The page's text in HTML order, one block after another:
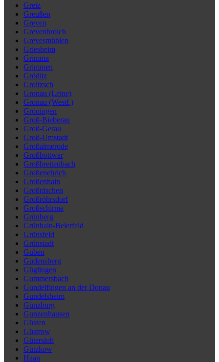
Greiz
Greußen
Greven
Grevenbroich
Grevesmühlen
Griesheim
Grimma
Grimmen
Gröditz
Groitzsch
Gronau (Leine)
Gronau (Westf.)
Gröningen
Groß-Bieberau
Groß-Gerau
Groß-Umstadt
Großalmerode
Großbottwar
Großbreitenbach
Großenehrich
Großenhain
Großräschen
Großröhrsdorf
Großschirma
Grünberg
Grünhain-Beierfeld
Grünsfeld
Grünstadt
Guben
Gudensberg
Güglingen
Gummersbach
Gundelfingen an der Donau
Gundelsheim
Günzburg
Gunzenhausen
Güsten
Güstrow
Gütersloh
Gützkow
Haan